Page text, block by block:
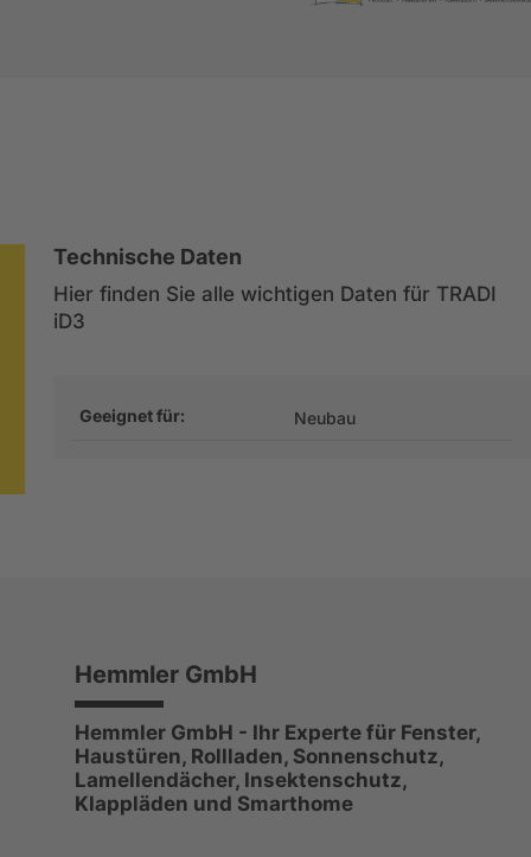
Technische Daten
Hier finden Sie alle wichtigen Daten für TRADI
iD3
Geeignet für: Neubau
Hemmler GmbH
Hemmler GmbH - Ihr Experte für Fenster,
Haustüren, Rollladen, Sonnenschutz,
Lamellendächer, Insektenschutz,
Klappläden und Smarthome